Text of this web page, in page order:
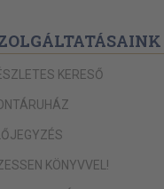
KERESŐ
KÖNYVVEL!